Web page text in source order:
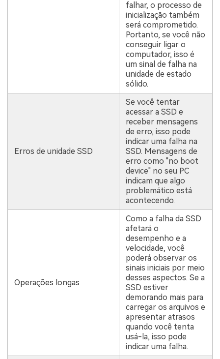
falhar, o processo de
inicialização também
será comprometido.
Portanto, se você não
conseguir ligar o
computador, isso é
um sinal de falha na
unidade de estado
sólido.
Erros de unidade SSD
Se você tentar
acessar a SSD e
receber mensagens
de erro, isso pode
indicar uma falha na
SSD. Mensagens de
erro como "no boot
device" no seu PC
indicam que algo
problemático está
acontecendo.
Operações longas
Como a falha da SSD
afetará o
desempenho e a
velocidade, você
poderá observar os
sinais iniciais por meio
desses aspectos. Se a
SSD estiver
demorando mais para
carregar os arquivos e
apresentar atrasos
quando você tenta
usá-la, isso pode
indicar uma falha.